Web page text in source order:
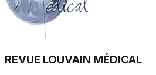
REVUE LOUVAIN MÉDICAL